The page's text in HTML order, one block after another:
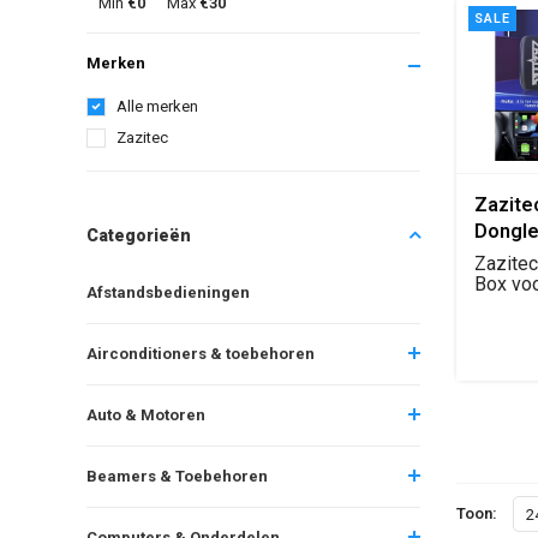
Merken
Alle merken
Zazitec
Categorieën
Afstandsbedieningen
Airconditioners & toebehoren
Auto & Motoren
Beamers & Toebehoren
SALE
Smart
AI box
Box
Apple
Toon: